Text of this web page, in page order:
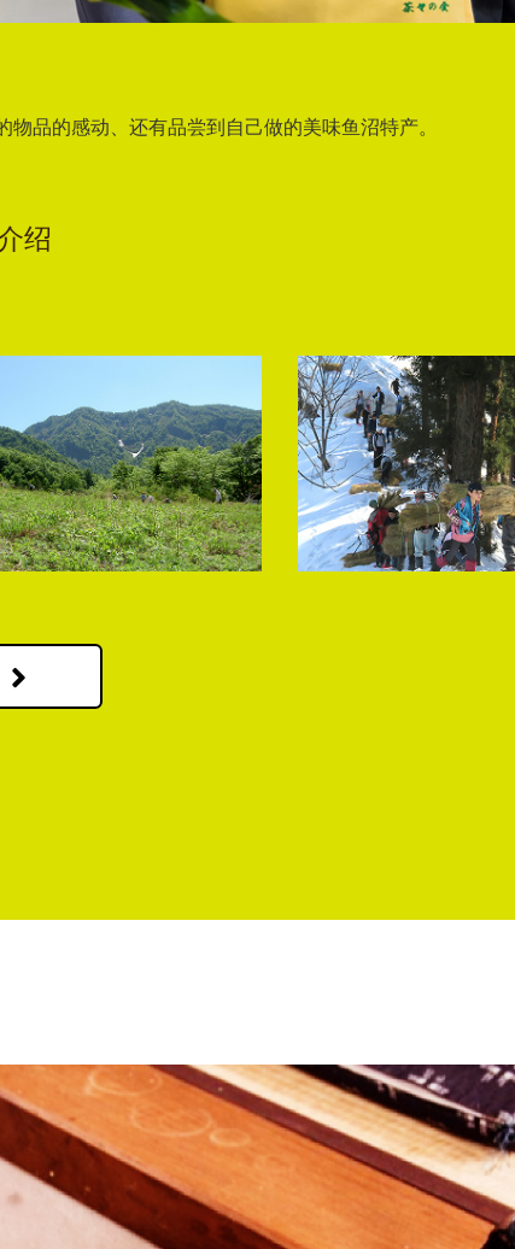
品的感动、还有品尝到自己做的美味鱼沼特产。
绍